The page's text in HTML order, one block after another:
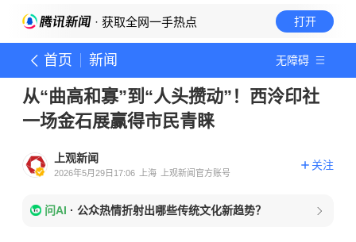
· 获取全网一手热点 打开
首页 新闻 无障碍
从“曲高和寡”到“人头攒动”！西泠印社
一场金石展赢得市民青睐
上观新闻
2026年5月29日17:06 上海 上观新闻官方账号
关注
问AI · 公众热情折射出哪些传统文化新趋势？